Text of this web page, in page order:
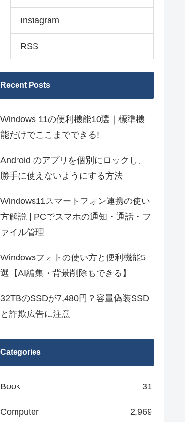
Instagram
RSS
Recent Posts
Windows 11の便利機能10選｜標準機
能だけでここまでできる!
Android のアプリを個別にロックし、
勝手に使えないようにする方法
Windows11スマートフォン連携の使い
方解説 | PCでスマホの通知・通話・フ
ァイル管理
Windowsフォトの使い方と便利機能5
選【AI編集・背景削除もできる】
32TBのSSDが7,480円？容量偽装SSD
と詐欺広告に注意
Categories
Book 31
Computer 2,969